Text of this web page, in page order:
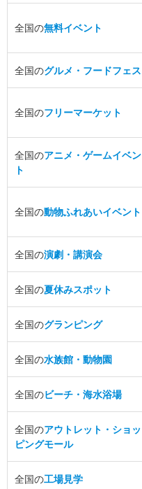
全国の無料イベント
全国のグルメ・フードフェス
全国のフリーマーケット
全国のアニメ・ゲームイベン
ト
全国の動物ふれあいイベント
全国の演劇・講演会
全国の夏休みスポット
全国のグランピング
全国の水族館・動物園
全国のビーチ・海水浴場
全国のアウトレット・ショッ
ピングモール
全国の工場見学